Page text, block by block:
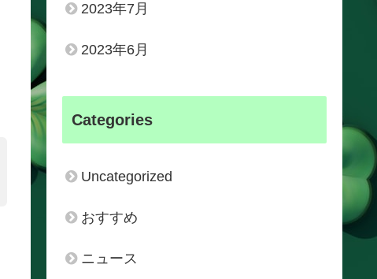
2023年7月
2023年6月
Categories
Uncategorized
おすすめ
ニュース